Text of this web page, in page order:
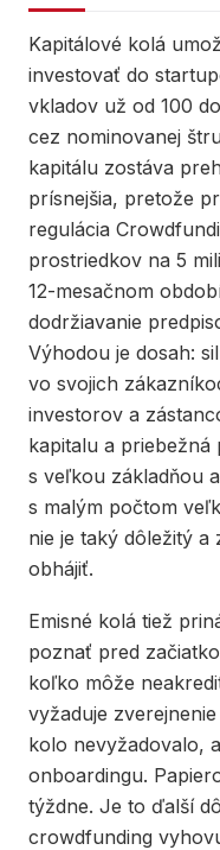
Kapitálové kolá
investovať do
vkladov už od 100
cez nominovanej
kapitálu zostáva
prísnejšia, pretože
regulácia
prostriedkov na 5
12-mesačnom
dodržiavanie
Výhodou je dosah:
vo svojich
investorov a
kapitalu a priebežná
s veľkou základňou
s malým počtom
nie je taký dôležitý a
obhájiť.
Emisné kolá tiež
poznať pred
koľko môže
vyžaduje
kolo nevyžadovalo,
onboardingu.
týždne. Je to ďalší
crowdfunding